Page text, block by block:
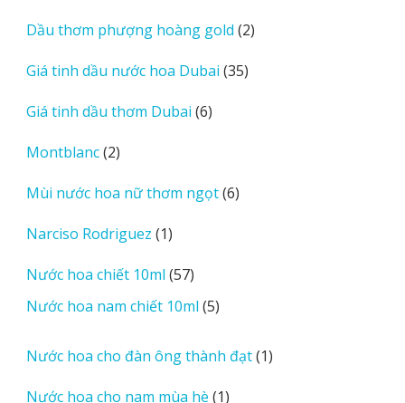
phẩm
Dầu thơm phượng hoàng gold 22
Giá tinh dầu nước hoa Dubai 3535
Giá tinh dầu thơm Dubai 66
Montblanc 22
phẩm
Mùi nước hoa nữ thơm ngọt 66
Narciso Rodriguez 11
phẩm
Nước hoa chiết 10ml 5757
sản
phẩm
Nước hoa nam chiết 10ml 55
phẩm
Nước hoa cho đàn ông thành đạt 11
Nước hoa cho nam mùa hè 11